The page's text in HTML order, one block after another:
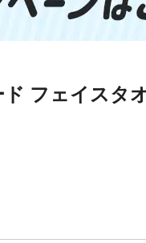
フェイスタ